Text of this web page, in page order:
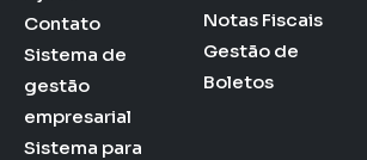
Contato
Sistema de
gestão
empresarial
Sistema para
Notas Fiscais
Gestão de
Boletos